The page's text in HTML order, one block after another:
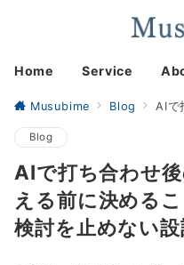
Home Service
Musubime Blog AIで打ち合
Blog
AIで打ち合わせ
える前に決める
検討を止めない